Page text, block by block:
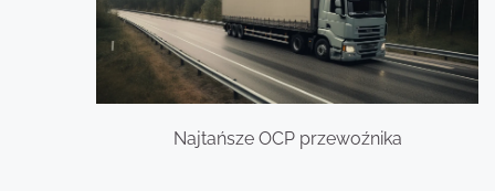
Najtańsze OCP przewoźnika